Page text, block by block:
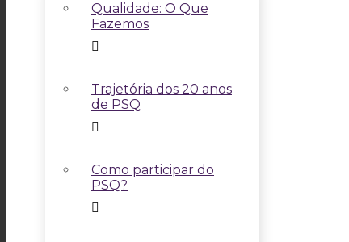
Qualidade: O Que
Fazemos
Trajetória dos 20 anos
de PSQ
Como participar do
PSQ?